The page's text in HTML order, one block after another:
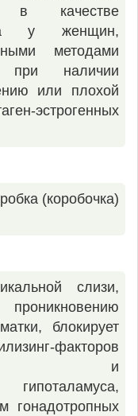
в качестве
у женщин,
методами
при наличии
или плохой
эстрогенных
(коробочка)
слизи,
блокирует
факторов
и
гипоталамуса,
гонадотропных